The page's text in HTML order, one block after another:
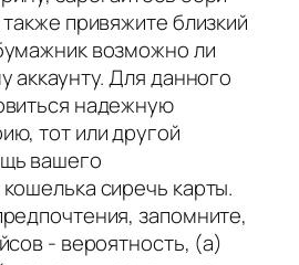
привяжите близкий
возможно ли
аккаунту. Для данного
надежную
тот или другой
вашего
сиречь карты.
запомните,
- вероятность, (а)